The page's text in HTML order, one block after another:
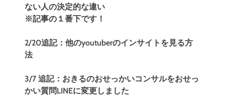
ない人の決定的な違い
※記事の１番下です！
2/20追記：他のyoutuberのインサイトを見る方
法
3/7 追記：おきるのおせっかいコンサルをおせっ
かい質問LINEに変更しました